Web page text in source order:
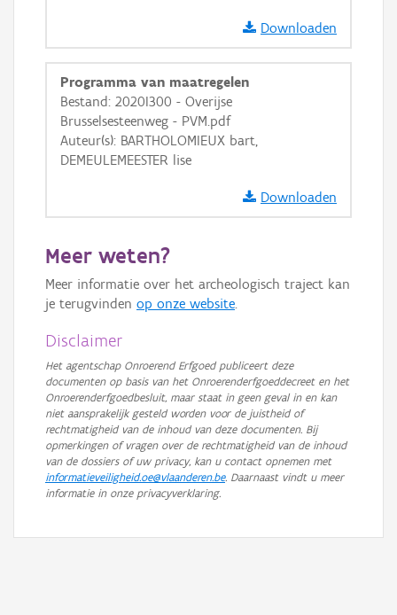
Basis Lagen
OSM-Basiskaart
Downloaden
Programma van maatregelen
Bestand: 2020I300 - Overijse
Brusselsesteenweg - PVM.pdf
Auteur(s): BARTHOLOMIEUX bart,
DEMEULEMEESTER lise
Downloaden
Meer weten?
Meer informatie over het archeologisch traject kan
je terugvinden op onze website.
Disclaimer
Het agentschap Onroerend Erfgoed publiceert deze
documenten op basis van het Onroerenderfgoeddecreet en het
Onroerenderfgoedbesluit, maar staat in geen geval in en kan
niet aansprakelijk gesteld worden voor de juistheid of
rechtmatigheid van de inhoud van deze documenten. Bij
opmerkingen of vragen over de rechtmatigheid van de inhoud
van de dossiers of uw privacy, kan u contact opnemen met
informatieveiligheid.oe@vlaanderen.be. Daarnaast vindt u meer
informatie in onze privacyverklaring.